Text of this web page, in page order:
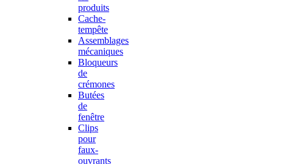
produits
Cache-
tempête
Assemblages
mécaniques
Bloqueurs
de
crémones
Butées
de
fenêtre
Clips
pour
faux-
ouvrants